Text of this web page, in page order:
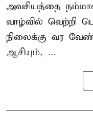
அவசியத்தை
வாழ்வில் வெற்றி
நிலைக்கு வர
ஆசியும், ...